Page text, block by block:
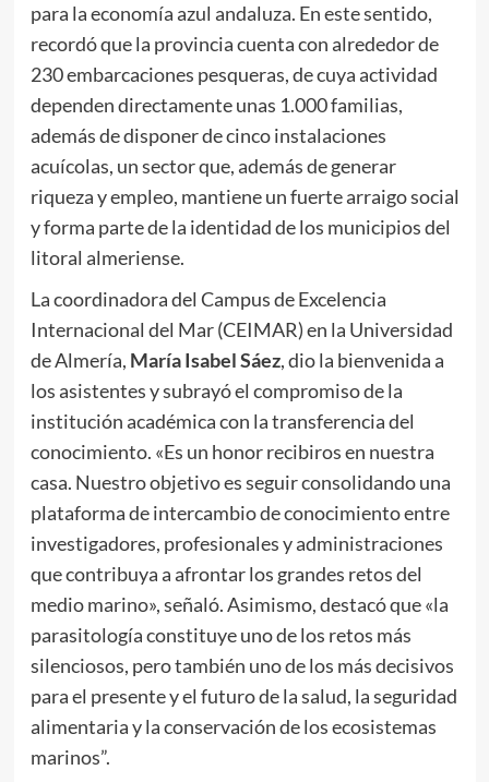
para la economía azul andaluza. En este sentido,
recordó que la provincia cuenta con alrededor de
230 embarcaciones pesqueras, de cuya actividad
dependen directamente unas 1.000 familias,
además de disponer de cinco instalaciones
acuícolas, un sector que, además de generar
riqueza y empleo, mantiene un fuerte arraigo social
y forma parte de la identidad de los municipios del
litoral almeriense.
La coordinadora del Campus de Excelencia
Internacional del Mar (CEIMAR) en la Universidad
de Almería, María Isabel Sáez, dio la bienvenida a
los asistentes y subrayó el compromiso de la
institución académica con la transferencia del
conocimiento. «Es un honor recibiros en nuestra
casa. Nuestro objetivo es seguir consolidando una
plataforma de intercambio de conocimiento entre
investigadores, profesionales y administraciones
que contribuya a afrontar los grandes retos del
medio marino», señaló. Asimismo, destacó que «la
parasitología constituye uno de los retos más
silenciosos, pero también uno de los más decisivos
para el presente y el futuro de la salud, la seguridad
alimentaria y la conservación de los ecosistemas
marinos”.